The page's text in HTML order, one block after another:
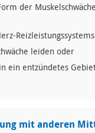
der
Reizleistungssystems
leiden oder
ein entzündetes
mit anderen